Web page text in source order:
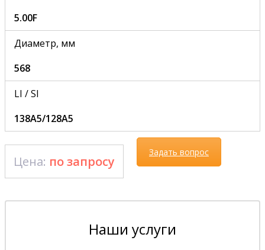
5.00F
Диаметр, мм
568
LI / SI
138A5/128A5
Цена: по запросу
Задать вопрос
Наши услуги